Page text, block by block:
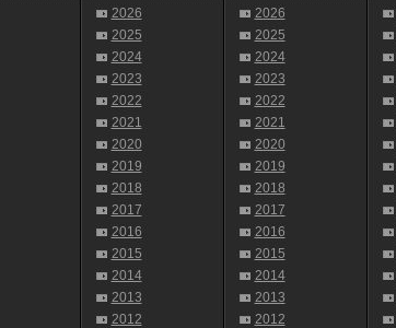
2026
2025
2024
2023
2022
2021
2020
2019
2018
2017
2016
2015
2014
2013
2012
2026
2025
2024
2023
2022
2021
2020
2019
2018
2017
2016
2015
2014
2013
2012